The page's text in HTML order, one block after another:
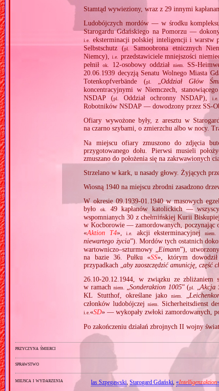
Stamtąd wywieziony, wraz z 29 innymi
Ludobójczych mordów — w środku
Starogardu Gdańskiego na Pomorzu —
i.e.
eksterminacji polskiej inteligencji i warstw
Selbstschutz (pl.
Samoobrona etnicznych
Niemcy), i.e. przedstawiciele mniejszości
pełniłok. 12‐osobowy oddział niem.
20.06.1939 decyzją Senatu Wolnego Miasta
Totenkopfverbände (pl. „Oddział Głów
koncentracyjnymi w Niemczech,
NSDAP (pl. Oddział ochronny NSDAP),i.e.
Robotników NSDAP — dowodzony przez
Ofiary wywożone były, z aresztu w
na czarno szybami, o zmierzchu albo w nocy.
Na miejscu ofiary zmuszono do zdjęcia
przygotowanego dołu. Pierwsi musieli
zmuszano do położenia się na zakrwawionych
Strzelano w kark, u nasady głowy. Żyjących
Wiosną 1940 na miejscu zbrodni zasadzono
W okresie 09.1939‐01.1940 w masowych
było
ok.
49 kapłanów katolickich —
wspomnianych 30 z chełmińskiej Kurii
w Kocborowie — zamordowanych, poczynając
«Aktion T4»,i.e. akcji eksterminacyjnej niem.
niewartego życia”). Mordów tych ostatnich
wartowniczo–szturmowy „Eimann”),
na bazie 36. Pułku «SS», którym
przypadkach „aby zaoszczędzić amunicję, część
26.10‐20.12.1944, w związku ze
w ramach niem. „Sonderaktion 1005” (pl. „Akcja
KL Stutthof, określane jakoniem. „
członków ludobójczejniem. Sicherheitsdienst
i.e.«SD» — wykopały zwłoki zamordowanych,
Po zakończeniu działań zbrojnych II wojny
przyczyna śmierci
sprawstwo
miejsca i wydarzenia las Szpęgawski ,Starogard Gdański ,«Intelligenzaktion